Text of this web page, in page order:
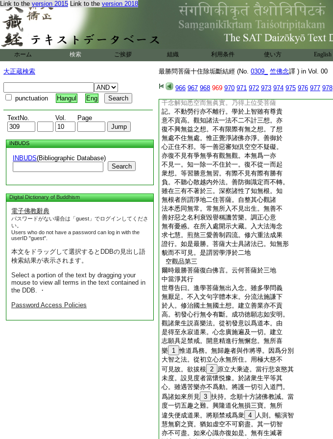
Link to the version 2015 Link to the version 2018
ホーム 検索 ご挨拶 組織 利用条件 使い方 English
大正蔵検索
punctuation Hangul Eng
TextNo. Vol. Page
INBUDS
INBUDS(Bibliographic Database)
Search
Digital Dictionary of Buddhism
電子佛教辭典
パスワードがない場合は「guest」でログインしてくださ
い。
Users who do not have a password can log in with the
userID "guest".
本文をドラッグして選択するとDDBの見出し語
検索結果が表示されます。
Select a portion of the text by dragging your
mouse to view all terms in the text contained in
the DDB. ・
Password Access Policies
最勝問菩薩十住除垢斷結經 (No. 0309_ 竺佛念譯 ) in Vol. 00
966 967 968 969 970 971 972 973 974 975 976 977 978
常所宗敬。是時世尊復告最勝。二地菩薩達
知本無遠離身行。去口殃禍除意亂念。消滅
三穢抑制三災。 7 閹塞五 8
弊推尋十二癡行
之本。上下五結散在三界。以漸除却無令増
多。思惟十一苦惱之瘡。捨諸四大耽著之病。
分別諸物惡露之法。當避家業息諸習俗。斷
其愛欲瞋恚貪垢。淨刈根本不使流馳。常念
思惟計無我想。堅立四信。住四意止。成四意
斷稱説五根。布現五力無缺減志。曉知七覺
諸寶之藏。修行八正賢聖之道。八大人念初
干念解知悉空而無眞實。乃得上位受菩薩
記。不動勞行亦不離行。學於上智雖有尊貴
意不貢高。觀知諸法一法不二不計三想。亦
復不興無益之想。不有限際有無之想。了想
無處不住無處。惟正覺淨諸佛亦淨。善御於
心正住不邪。等一善惡審知倶空空不疑礙。
亦復不見有爭無爭有觀無觀。本無爲一亦
不見一。知一除一不住於一。復不從一而起
衆想。等習勝意無習。有際不見有際有勝有
負。不聽心散越内外法。善防御識定而不轉。
雖在三有不著於三。深察諸性了知無根。知
無根者所謂淨地二住菩薩。自整其心觀諸
法本悉同無常。常無所入不見出生。無善不
善好惡之名利衰毀譽稱譏苦樂。調正心意
無有憂慼。在所入處開示大藏。入大法海念
求七慧。煎熬三愛善制四流。修六重法成果
證行。如是最勝。菩薩大士具諸法已。知無形
貌而不可見。是謂習學淨於二地
空觀品第三
爾時最勝菩薩復白佛言。云何菩薩於三地
中當淨其行
世尊告曰。進學菩薩無出入念。雖多學問義
無厭足。不入文句字體本末。分流法施謙下
於人。修治國土無國土想。建立善業亦不貢
高。初發心行無令有斷。成功徳願志如安明。
觀諸衆生説喜樂法。從初發意以爲道本。由
是得至永寂道果。心念廣施遍及一切。建立
志願具足禁戒。開意精進行無懈怠。無所喜
樂 1 惟道爲務。無歸趣者與作將導。因爲分別
大智之法。從初立心永無所住。用極大慈不
可見故。欲拔根 2 原立大乘迹。當行悲哀愍其
未度。設見度者當懷悦豫。於諸衆生平等其
心。雖遇苦樂亦不爲動。將護一切引入道門。
爲諸如來所見 3 扶持。念順十方諸佛教誡。當
度一切五趣之難。興隆道化無損三寶。無所
違失便成道果。將順禁戒爲衆 4
人則。暢演智
慧無窮之寶。猶如虚空不可窮盡。其一切智
亦不可盡。如來心識亦復如是。無有生滅著